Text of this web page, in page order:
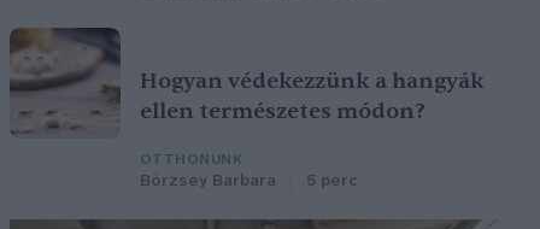
Hogyan védekezzünk a hangyák
ellen természetes módon?
OTTHONUNK
Börzsey Barbara 5 perc